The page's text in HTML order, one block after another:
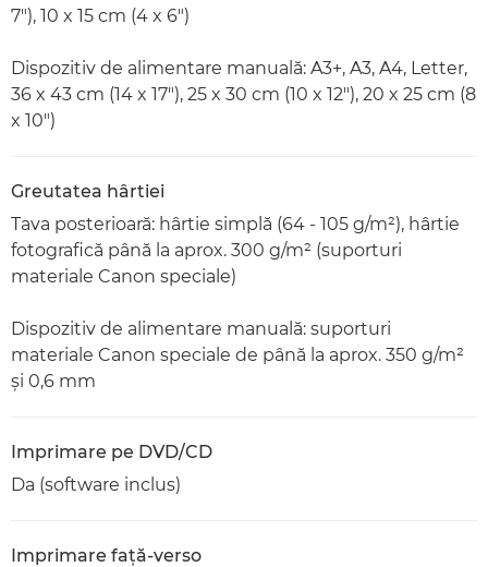
7"), 10 x 15 cm (4 x 6")
Dispozitiv de alimentare manuală: A3+, A3, A4, Letter,
36 x 43 cm (14 x 17"), 25 x 30 cm (10 x 12"), 20 x 25 cm (8
x 10")
Greutatea hârtiei
Tava posterioară: hârtie simplă (64 - 105 g/m²), hârtie
fotografică până la aprox. 300 g/m² (suporturi
materiale Canon speciale)
Dispozitiv de alimentare manuală: suporturi
materiale Canon speciale de până la aprox. 350 g/m²
şi 0,6 mm
Imprimare pe DVD/CD
Da (software inclus)
Imprimare faţă-verso